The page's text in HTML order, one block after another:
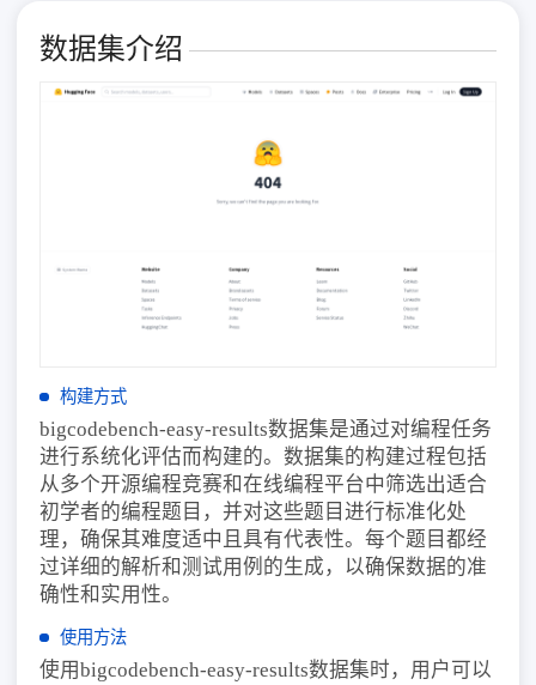
数据集介绍
构建方式
bigcodebench-easy-results数据集是通过对编程任务
进行系统化评估而构建的。数据集的构建过程包括
从多个开源编程竞赛和在线编程平台中筛选出适合
初学者的编程题目，并对这些题目进行标准化处
理，确保其难度适中且具有代表性。每个题目都经
过详细的解析和测试用例的生成，以确保数据的准
确性和实用性。
使用方法
使用bigcodebench-easy-results数据集时，用户可以